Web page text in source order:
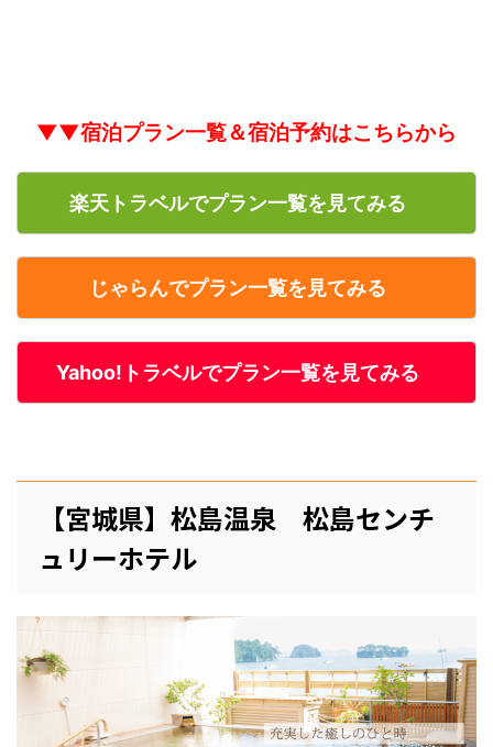
▼▼宿泊プラン一覧＆宿泊予約はこちらから
楽天トラベルでプラン一覧を見てみる
じゃらんでプラン一覧を見てみる
Yahoo!トラベルでプラン一覧を見てみる
【宮城県】松島温泉 松島センチ
ュリーホテル